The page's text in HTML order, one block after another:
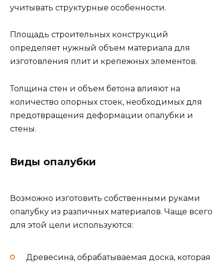
учитывать структурные особенности.
Площадь строительных конструкций
определяет нужный объем материала для
изготовления плит и крепежных элементов.
Толщина стен и объем бетона влияют на
количество опорных стоек, необходимых для
предотвращения деформации опалубки и
стены.
Виды опалубки
Возможно изготовить собственными руками
опалубку из различных материалов. Чаще всего
для этой цели используются:
Древесина, обрабатываемая доска, которая